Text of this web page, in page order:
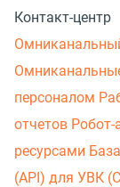
Контакт-центр
персоналом
отчетов
ресурсами
(API) для УВК